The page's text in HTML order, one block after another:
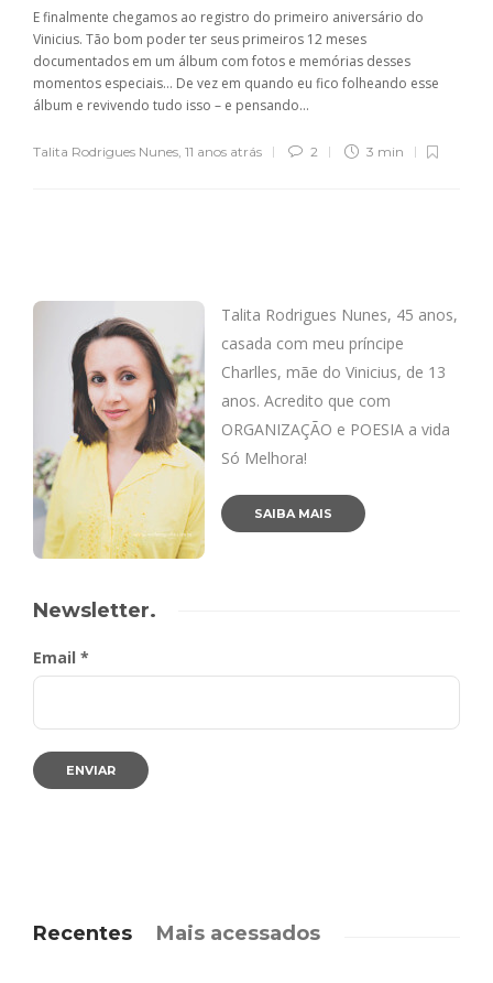
E finalmente chegamos ao registro do primeiro aniversário do
Vinicius. Tão bom poder ter seus primeiros 12 meses
documentados em um álbum com fotos e memórias desses
momentos especiais… De vez em quando eu fico folheando esse
álbum e revivendo tudo isso – e pensando...
Talita Rodrigues Nunes, 11 anos atrás 2 3 min
Talita Rodrigues Nunes, 45 anos,
casada com meu príncipe
Charlles, mãe do Vinicius, de 13
anos. Acredito que com
ORGANIZAÇÃO e POESIA a vida
Só Melhora!
SAIBA MAIS
Newsletter.
Email *
Recentes Mais acessados